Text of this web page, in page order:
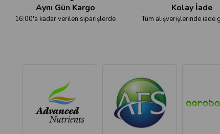
Aynı Gün Kargo
16:00'a kadar verilen siparişlerde
Kolay İade
Tüm alışverişlerinde iade